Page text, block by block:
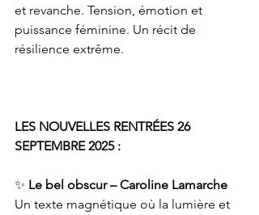
et revanche. Tension, émotion et
puissance féminine. Un récit de
résilience extrême.
LES NOUVELLES RENTRÉES 26
SEPTEMBRE 2025 :
✨ Le bel obscur – Caroline Lamarche
Un texte magnétique où la lumière et